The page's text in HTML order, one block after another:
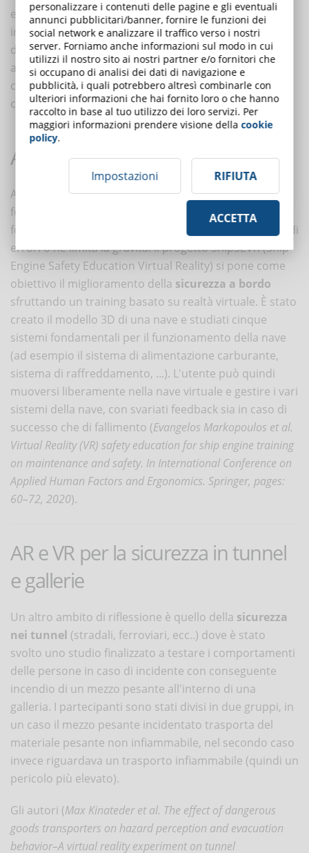
esclusivamente sui possibili pericoli che minatori,
ingegneri e chiunque entri in miniera, può incontrare
durante la sua permanenza nella miniera. Al fine di
aumentare ulteriormente il realismo, gli autori si sono
concentrati molto sulla fisica relativa al distacco e alla
caduta delle rocce.
AR e VR per la sicurezza navale
Anche in ambito navale la sicurezza è un requisito
fondamentale. Avere a disposizione un personale ben
formato e istruito riduce sensibilmente la probabilità di
errori o ne limita la gravità. Il progetto ShipSEVR (Ship
Engine Safety Education Virtual Reality) si pone come
obiettivo il miglioramento della sicurezza a bordo
sfruttando un training basato su realtà virtuale. È stato
creato il modello 3D di una nave e studiati cinque
sistemi fondamentali per il funzionamento della nave
(ad esempio il sistema di alimentazione carburante,
sistema di raffreddamento, ...). L'utente può quindi
muoversi liberamente nella nave virtuale e gestire i vari
sistemi della nave, con svariati feedback sia in caso di
successo che di fallimento (Evangelos Markopoulos et al.
Virtual Reality (VR) safety education for ship engine training
on maintenance and safety. In International Conference on
Applied Human Factors and Ergonomics. Springer, pages:
60–72, 2020).
AR e VR per la sicurezza in tunnel
e gallerie
Un altro ambito di riflessione è quello della sicurezza
nei tunnel (stradali, ferroviari, ecc..) dove è stato
svolto uno studio finalizzato a testare i comportamenti
delle persone in caso di incidente con conseguente
incendio di un mezzo pesante all'interno di una
galleria. I partecipanti sono stati divisi in due gruppi, in
un caso il mezzo pesante incidentato trasporta del
materiale pesante non infiammabile, nel secondo caso
invece riguardava un trasporto infiammabile (quindi un
pericolo più elevato).
Gli autori (Max Kinateder et al. The effect of dangerous
goods transporters on hazard perception and evacuation
behavior–A virtual reality experiment on tunnel
personalizzare i contenuti delle pagine e gli eventuali
annunci pubblicitari/banner, fornire le funzioni dei
social network e analizzare il traffico verso i nostri
server. Forniamo anche informazioni sul modo in cui
utilizzi il nostro sito ai nostri partner e/o fornitori che
si occupano di analisi dei dati di navigazione e
pubblicità, i quali potrebbero altresì combinarle con
ulteriori informazioni che hai fornito loro o che hanno
raccolto in base al tuo utilizzo dei loro servizi. Per
maggiori informazioni prendere visione dellacookie
policy.
Impostazioni RIFIUTA
ACCETTA